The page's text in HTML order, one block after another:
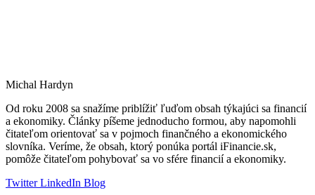
Michal Hardyn
Od roku 2008 sa snažíme priblížiť ľuďom obsah týkajúci sa financií
a ekonomiky. Články píšeme jednoducho formou, aby napomohli
čitateľom orientovať sa v pojmoch finančného a ekonomického
slovníka. Veríme, že obsah, ktorý ponúka portál iFinancie.sk,
pomôže čitateľom pohybovať sa vo sfére financií a ekonomiky.
TwitterLinkedIn Blog